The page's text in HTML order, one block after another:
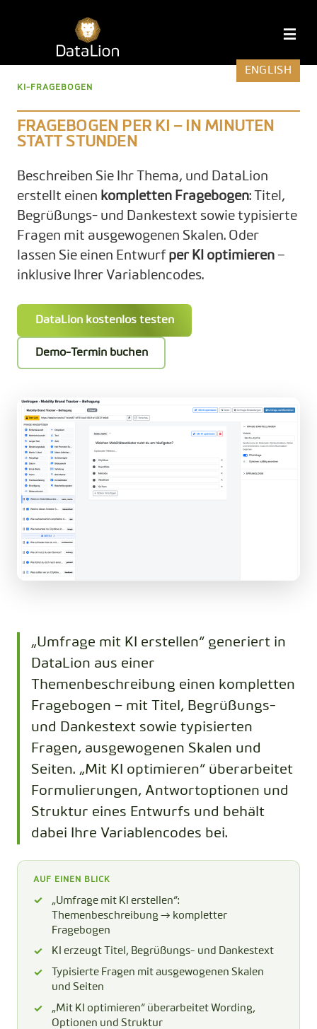
ENGLISH
KI-FRAGEBOGEN
FRAGEBOGEN PER KI – IN MINUTEN
STATT STUNDEN
Beschreiben Sie Ihr Thema, und DataLion
erstellt einen kompletten Fragebogen: Titel,
Begrüßungs- und Dankestext sowie typisierte
Fragen mit ausgewogenen Skalen. Oder
lassen Sie einen Entwurf per KI optimieren –
inklusive Ihrer Variablencodes.
DataLion kostenlos testen
Demo-Termin buchen
„Umfrage mit KI erstellen“ generiert in
DataLion aus einer
Themenbeschreibung einen kompletten
Fragebogen – mit Titel, Begrüßungs-
und Dankestext sowie typisierten
Fragen, ausgewogenen Skalen und
Seiten. „Mit KI optimieren“ überarbeitet
Formulierungen, Antwortoptionen und
Struktur eines Entwurfs und behält
dabei Ihre Variablencodes bei.
AUF EINEN BLICK
„Umfrage mit KI erstellen“:
Themenbeschreibung → kompletter
Fragebogen
KI erzeugt Titel, Begrüßungs- und Dankestext
Typisierte Fragen mit ausgewogenen Skalen
und Seiten
„Mit KI optimieren“ überarbeitet Wording,
Optionen und Struktur